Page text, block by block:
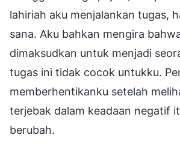
lahiriah aku menjalankan tugas,
sana. Aku bahkan mengira
dimaksudkan untuk menjadi
tugas ini tidak cocok untukku.
memberhentikanku setelah
terjebak dalam keadaan negatif
berubah.